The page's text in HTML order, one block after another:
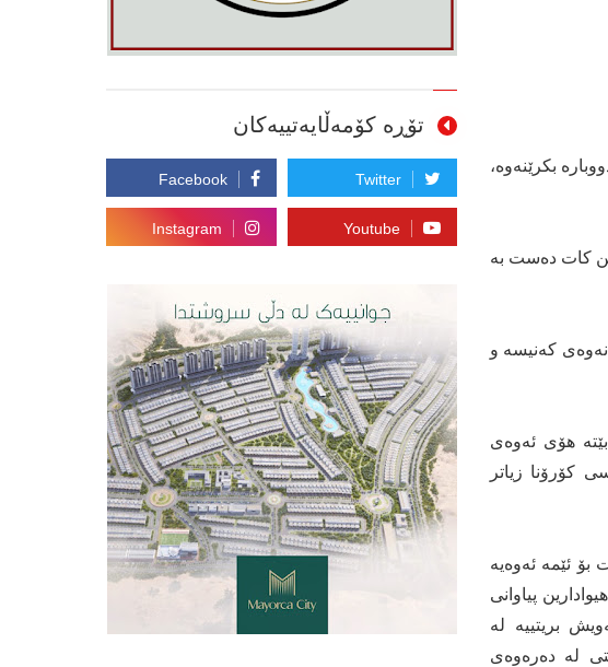
بکرێنەوە،
کات دەست بە
کەنیسە و
هۆی ئەوەی
کۆرۆنا زیاتر
بۆ ئێمە ئەوەیە
پیاوانی
بریتییە لە
لە دەرەوەی
تۆڕە کۆمەڵایەتییەکان